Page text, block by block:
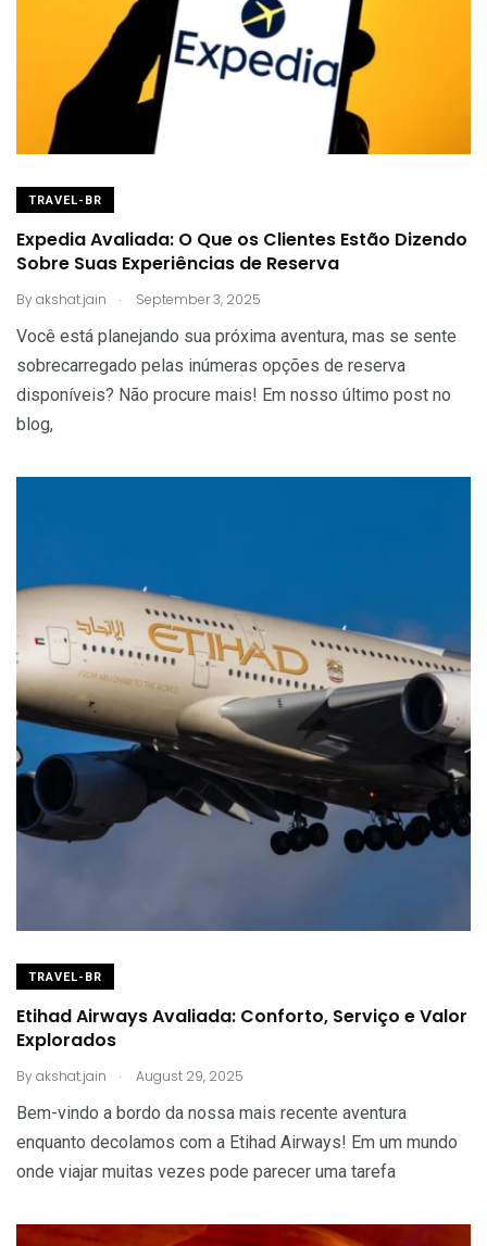
TRAVEL-BR
Expedia Avaliada: O Que os Clientes Estão Dizendo
Sobre Suas Experiências de Reserva
Byakshat.jain . September 3, 2025
Você está planejando sua próxima aventura, mas se sente
sobrecarregado pelas inúmeras opções de reserva
disponíveis? Não procure mais! Em nosso último post no
blog,
TRAVEL-BR
Etihad Airways Avaliada: Conforto, Serviço e Valor
Explorados
Byakshat.jain . August 29, 2025
Bem-vindo a bordo da nossa mais recente aventura
enquanto decolamos com a Etihad Airways! Em um mundo
onde viajar muitas vezes pode parecer uma tarefa